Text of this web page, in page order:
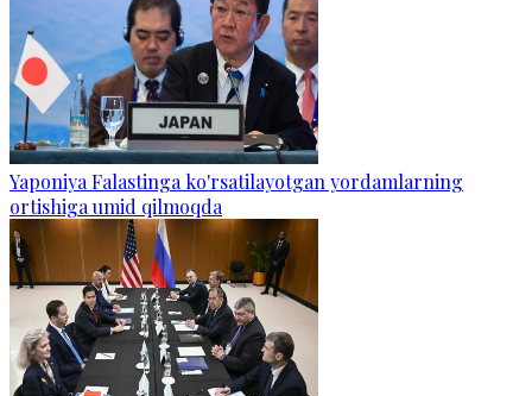
Yaponiya Falastinga ko'rsatilayotgan yordamlarning
ortishiga umid qilmoqda